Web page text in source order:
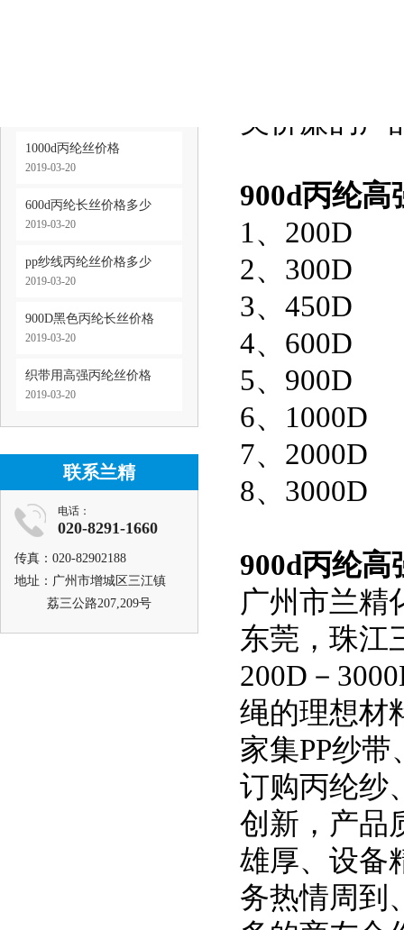
1000d丙纶丝价格
2019-03-20
600d丙纶长丝价格多少
2019-03-20
pp纱线丙纶丝价格多少
2019-03-20
900D黑色丙纶长丝价格
2019-03-20
织带用高强丙纶丝价格
2019-03-20
联系兰精
电话：
020-8291-1660
传真：020-82902188
地址：广州市增城区三江镇
荔三公路207,209号
美价廉的
900d丙纶高
1、200D
2、300D
3、450D
4、600D
5、900D
6、1000D
7、2000D
8、3000D
900d丙纶高
广州市兰精
东莞，珠江
200D－
绳的理想材
家集PP纱
订购丙纶纱
创新，产品
雄厚、设备
务热情周到